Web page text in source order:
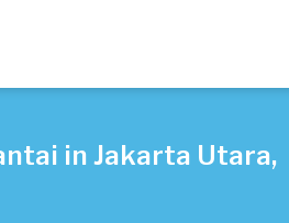
in Jakarta Utara,